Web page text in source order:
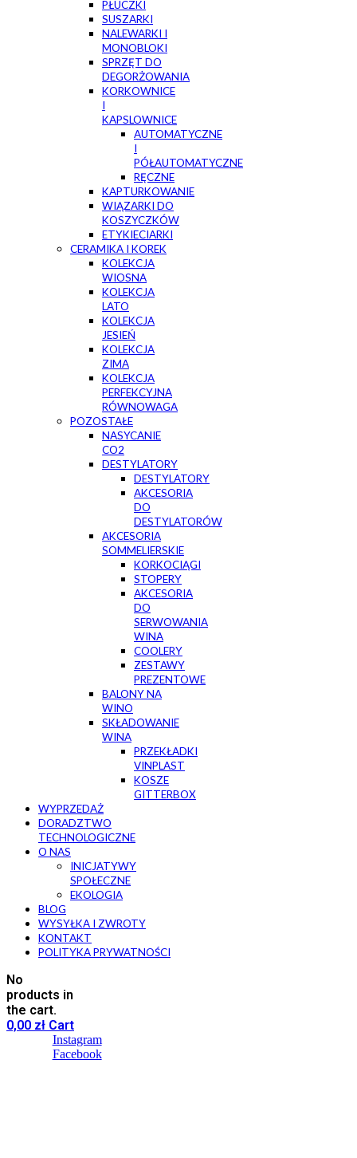
PŁUCZKI
SUSZARKI
NALEWARKI I
MONOBLOKI
SPRZĘT DO
DEGORŻOWANIA
KORKOWNICE
I
KAPSLOWNICE
AUTOMATYCZNE
I
PÓŁAUTOMATYCZNE
RĘCZNE
KAPTURKOWANIE
WIĄZARKI DO
KOSZYCZKÓW
ETYKIECIARKI
CERAMIKA I KOREK
KOLEKCJA
WIOSNA
KOLEKCJA
LATO
KOLEKCJA
JESIEŃ
KOLEKCJA
ZIMA
KOLEKCJA
PERFEKCYJNA
RÓWNOWAGA
POZOSTAŁE
NASYCANIE
CO2
DESTYLATORY
DESTYLATORY
AKCESORIA
DO
DESTYLATORÓW
AKCESORIA
SOMMELIERSKIE
KORKOCIĄGI
STOPERY
AKCESORIA
DO
SERWOWANIA
WINA
COOLERY
ZESTAWY
PREZENTOWE
BALONY NA
WINO
SKŁADOWANIE
WINA
PRZEKŁADKI
VINPLAST
KOSZE
GITTERBOX
WYPRZEDAŻ
DORADZTWO
TECHNOLOGICZNE
O NAS
INICJATYWY
SPOŁECZNE
EKOLOGIA
BLOG
WYSYŁKA I ZWROTY
KONTAKT
POLITYKA PRYWATNOŚCI
No
products in
the cart.
0,00 zł Cart
Instagram
Facebook